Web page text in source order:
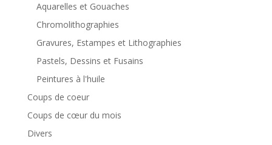
Aquarelles et Gouaches
Chromolithographies
Gravures, Estampes et Lithographies
Pastels, Dessins et Fusains
Peintures à l'huile
Coups de coeur
Coups de cœur du mois
Divers